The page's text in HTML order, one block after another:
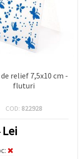
relief 7,5x10 cm -
fluturi
COD: 822928
Lei